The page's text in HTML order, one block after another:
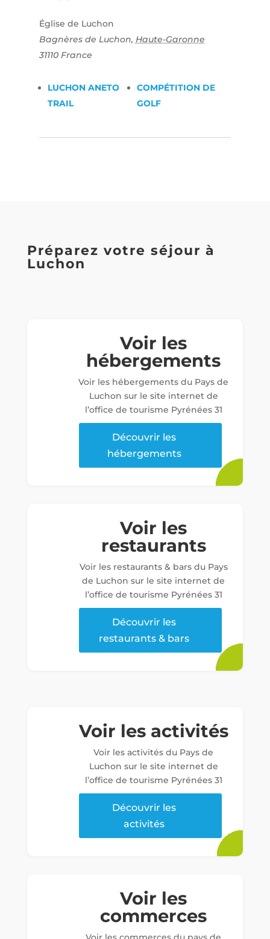
Église de Luchon
Bagnères de Luchon, Haute-Garonne
31110 France
LUCHON ANETO
TRAIL
COMPÉTITION DE
GOLF
Préparez votre séjour à
Luchon
Voir les
hébergements
Voir les hébergements du Pays de
Luchon sur le site internet de
l’office de tourisme Pyrénées 31
Découvrir les
hébergements
Voir les
restaurants
Voir les restaurants & bars du Pays
de Luchon sur le site internet de
l’office de tourisme Pyrénées 31
Découvrir les
restaurants & bars
Voir les activités
Voir les activités du Pays de
Luchon sur le site internet de
l’office de tourisme Pyrénées 31
Découvrir les
activités
Voir les
commerces